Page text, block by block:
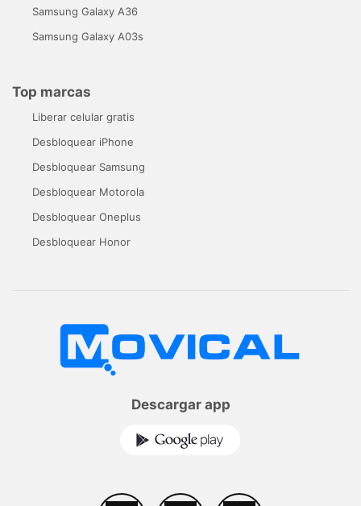
Samsung Galaxy A36
Samsung Galaxy A03s
Top marcas
Liberar celular gratis
Desbloquear iPhone
Desbloquear Samsung
Desbloquear Motorola
Desbloquear Oneplus
Desbloquear Honor
Descargar app